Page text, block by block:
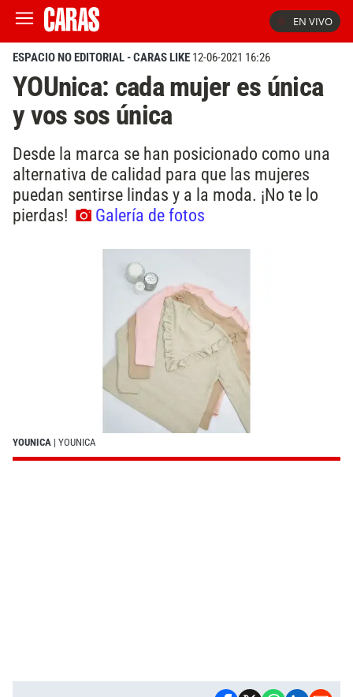
EN VIVO
ESPACIO NO EDITORIAL - CARAS LIKE 12-06-2021 16:26
YOUnica: cada mujer es única
y vos sos única
Desde la marca se han posicionado como una
alternativa de calidad para que las mujeres
puedan sentirse lindas y a la moda. ¡No te lo
pierdas!
Galería de fotos
YOUNICA | YOUNICA